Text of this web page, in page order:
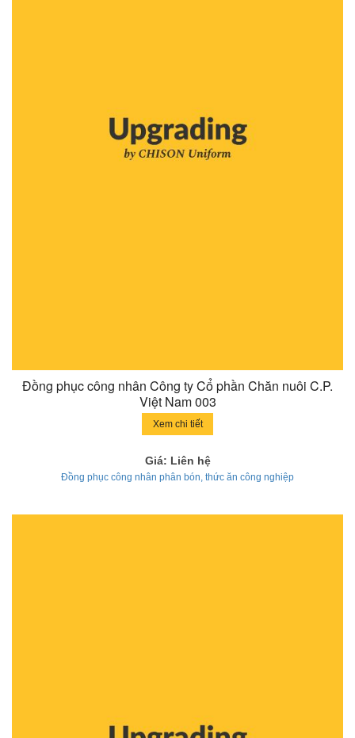
Đồng phục công nhân Công ty Cổ phần Chăn nuôi C.P.
Việt Nam 003
Xem chi tiết
Giá: Liên hệ
Đồng phục công nhân phân bón, thức ăn công nghiệp